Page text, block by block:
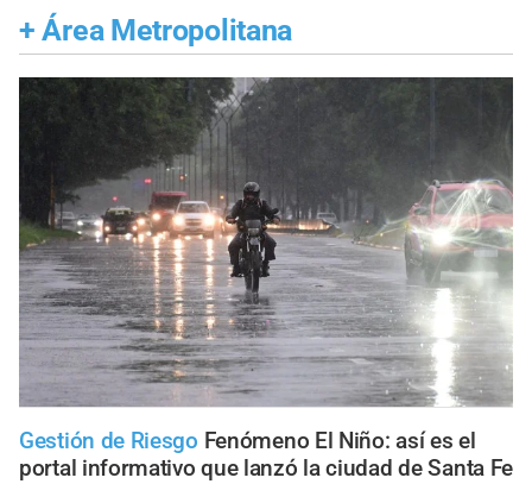
+ Área Metropolitana
Gestión de Riesgo Fenómeno El Niño: así es el
portal informativo que lanzó la ciudad de Santa Fe